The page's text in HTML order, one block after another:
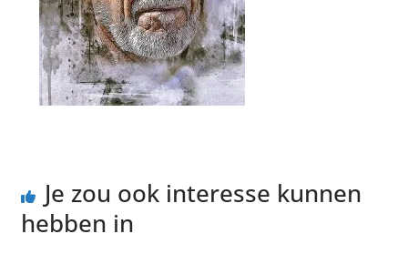
Je zou ook interesse kunnen
hebben in